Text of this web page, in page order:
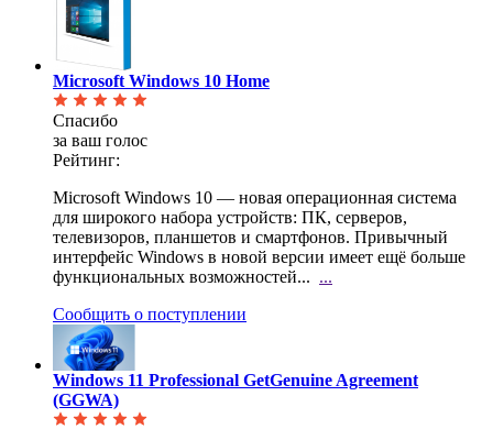
Microsoft Windows 10 Home
Спасибо
за ваш голос
Рейтинг:
Microsoft Windows 10 — новая операционная система
для широкого набора устройств: ПК, серверов,
телевизоров, планшетов и смартфонов. Привычный
интерфейс Windows в новой версии имеет ещё больше
функциональных возможностей... ...
Сообщить о поступлении
Windows 11 Professional GetGenuine Agreement
(GGWA)